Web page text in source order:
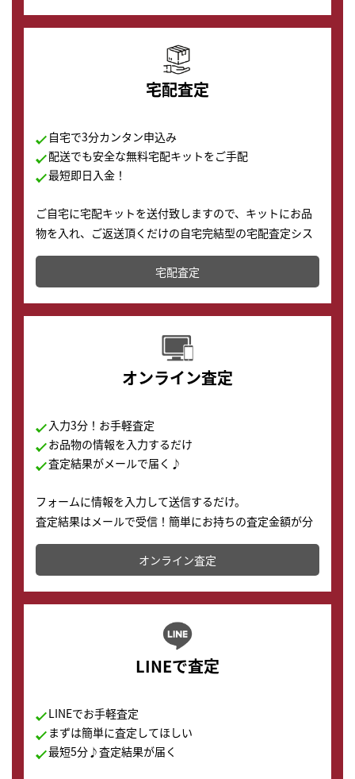
宅配査定
自宅で3分カンタン申込み
配送でも安全な無料宅配キットをご手配
最短即日入金！
ご自宅に宅配キットを送付致しますので、キットにお品
物を入れ、ご返送頂くだけの自宅完結型の宅配査定シス
テムです。
配送でも簡単&安全に査定・買取に出すことが可能で
す。
宅配査定
オンライン査定
入力3分！お手軽査定
お品物の情報を入力するだけ
査定結果がメールで届く♪
フォームに情報を入力して送信するだけ。
査定結果はメールで受信！簡単にお持ちの査定金額が分
かります。
オンライン査定
LINEで査定
LINEでお手軽査定
まずは簡単に査定してほしい
最短5分♪査定結果が届く